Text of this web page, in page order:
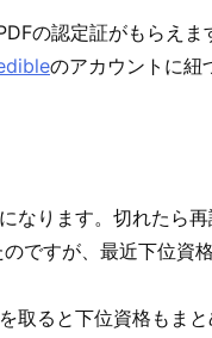
の認定証がもらえま
のアカウントに紐
なります。切れたら
のですが、最近下位
取ると下位資格もま